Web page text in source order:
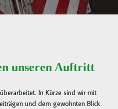
unseren Auftritt
In Kürze sind wir mit
und dem gewohnten Blick